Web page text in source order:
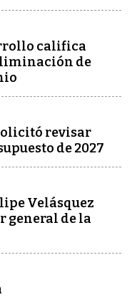
califica
de
revisar
de 2027
Velásquez
general de la